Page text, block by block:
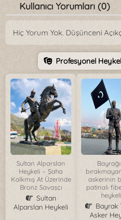
Kullanıcı Yorumları (0)
Hiç Yorum Yok. Düşünceni
Profesyonel
Sultan Alparslan
Heykeli – Şaha
Kalkmış At Üzerinde
Bronz Savaşçı
Sultan
Alparslan Heykeli
askerinin
patinalı
heykeli
Bayrak
Asker